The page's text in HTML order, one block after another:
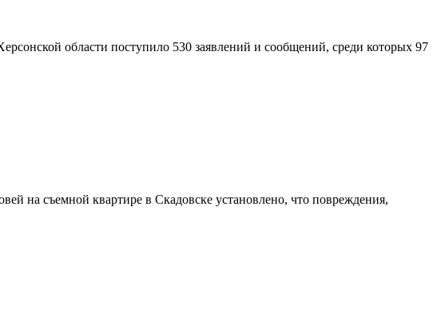
области поступило 530 заявлений и сообщений, среди которых 97
на съемной квартире в Скадовске установлено, что повреждения,